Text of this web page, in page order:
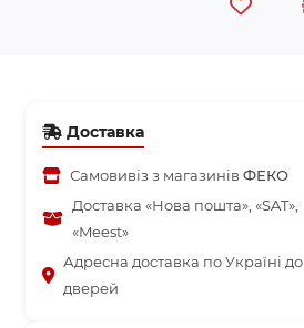
Доставка
Самовивіз з магазинів ФЕКО
Доставка «Нова пошта», «SAT»,
«Meest»
Адресна доставка по Україні до
дверей